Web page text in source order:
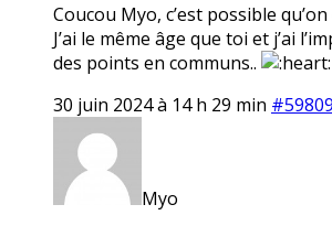
Coucou Myo, c’est possible
J’ai le même âge que toi et j’ai
des points en communs..
30 juin 2024 à 14 h 29 min #59809
Myo